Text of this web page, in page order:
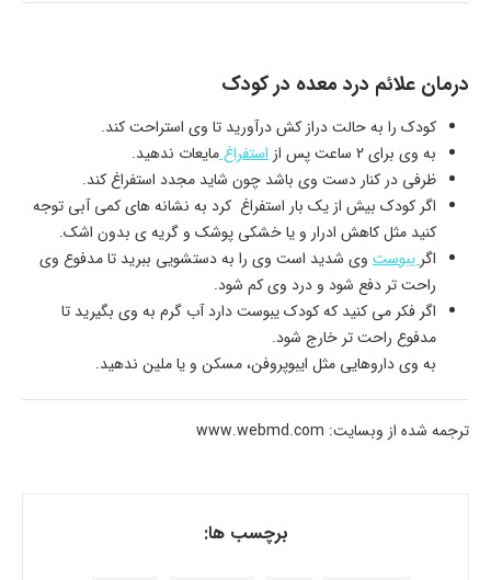
درمان علائم درد معده در کودک
کودک را به حالت دراز کش درآورید تا وی استراحت کند.
به وی برای 2 ساعت پس از
استفراغمایعات ندهید.
ظرفی در کنار دست وی باشد چون شاید مجدد استفراغ کند.
اگر کودک بیش از یک بار استفراغ کرد به نشانه های کمی آبی توجه
کنید مثل کاهش ادرار و یا خشکی پوشک و گریه ی بدون اشک.
اگریبوست وی شدید است وی را به دستشویی ببرید تا مدفوع وی
راحت تر دفع شود و درد وی کم شود.
اگر فکر می کنید که کودک یبوست دارد آب گرم به وی بگیرید تا
مدفوع راحت تر خارج شود.
به وی داروهایی مثل ایبوپروفن، مسکن و یا ملین ندهید.
ترجمه شده از وبسایت: www.webmd.com
برچسب ها: